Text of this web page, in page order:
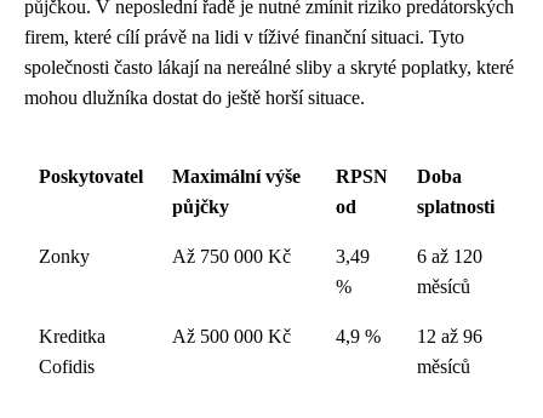
půjčkou. V neposlední řadě je nutné zmínit riziko predátorských
firem, které cílí právě na lidi v tíživé finanční situaci. Tyto
společnosti často lákají na nereálné sliby a skryté poplatky, které
mohou dlužníka dostat do ještě horší situace.
Poskytovatel
Maximální výše
půjčky
RPSN
od
Doba
splatnosti
Zonky Až 750 000 Kč
3,49
%
6 až 120
měsíců
Kreditka
Cofidis
Až 500 000 Kč 4,9 %
12 až 96
měsíců